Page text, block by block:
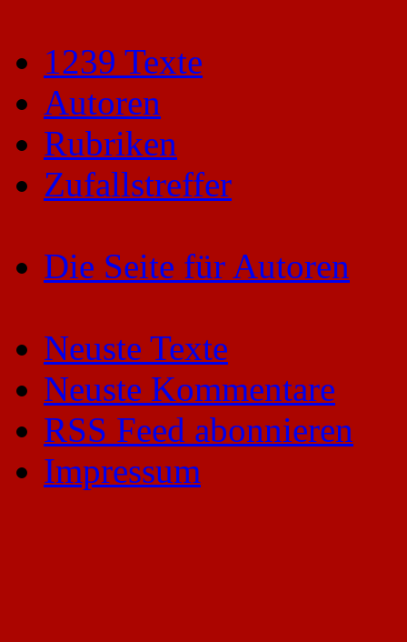
1239 Texte
Autoren
Rubriken
Zufallstreffer
Die Seite für Autoren
Neuste Texte
Neuste Kommentare
RSS Feed abonnieren
Impressum